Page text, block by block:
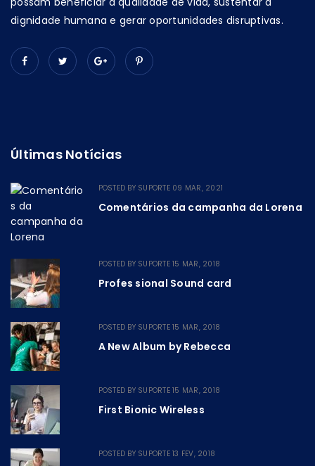
dignidade humana e gerar oportunidades disruptivas.
Últimas Notícias
POSTED BY SUPORTE 09 MAR, 2021
Comentários da campanha da Lorena
POSTED BY SUPORTE 15 MAR, 2018
Profes sional Sound card
POSTED BY SUPORTE 15 MAR, 2018
A New Album by Rebecca
POSTED BY SUPORTE 15 MAR, 2018
First Bionic Wireless
POSTED BY SUPORTE 13 FEV, 2018